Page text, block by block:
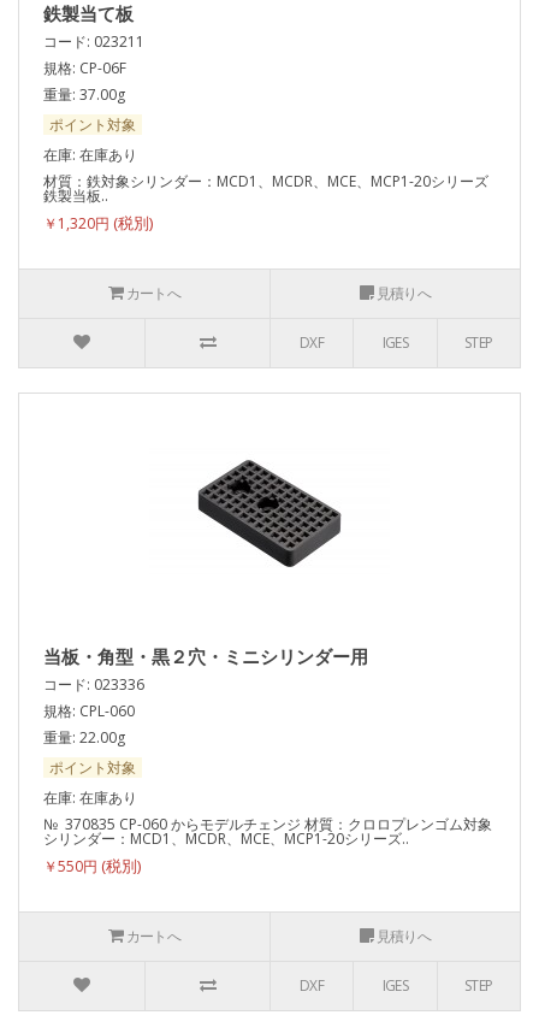
鉄製当て板
コード: 023211
規格: CP-06F
重量: 37.00g
ポイント対象
在庫: 在庫あり
材質：鉄対象シリンダー：MCD1、MCDR、MCE、MCP1-20シリーズ
鉄製当板..
￥1,320円
カートへ 見積りへ
DXF IGES STEP
当板・角型・黒２穴・ミニシリンダー用
コード: 023336
規格: CPL-060
重量: 22.00g
ポイント対象
在庫: 在庫あり
№ 370835 CP-060 からモデルチェンジ 材質：クロロプレンゴム対象
シリンダー：MCD1、MCDR、MCE、MCP1-20シリーズ..
￥550円
カートへ 見積りへ
DXF IGES STEP